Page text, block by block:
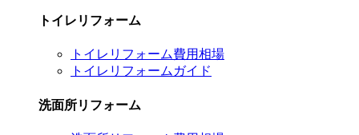
トイレリフォーム
トイレリフォーム費用相場
トイレリフォームガイド
洗面所リフォーム